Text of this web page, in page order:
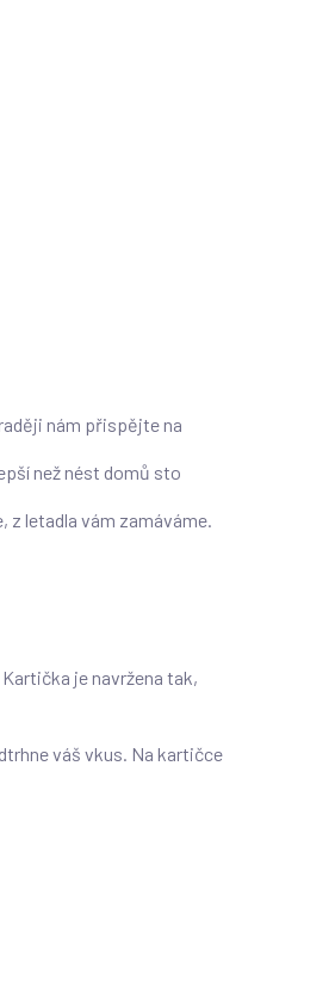
nám přispějte na
než nést domů sto
z letadla vám zamáváme.
je navržena tak,
váš vkus. Na kartičce